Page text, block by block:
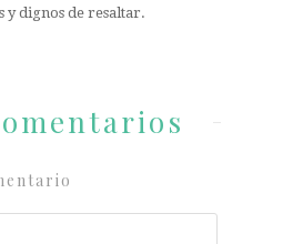
y dignos de resaltar.